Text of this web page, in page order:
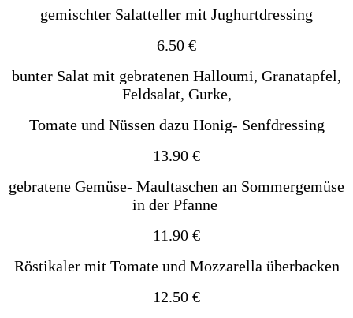
gemischter Salatteller mit Jughurtdressing
6.50 €
bunter Salat mit gebratenen Halloumi, Granatapfel,
Feldsalat, Gurke,
Tomate und Nüssen dazu Honig- Senfdressing
13.90 €
gebratene Gemüse- Maultaschen an Sommergemüse
in der Pfanne
11.90 €
Röstikaler mit Tomate und Mozzarella überbacken
12.50 €